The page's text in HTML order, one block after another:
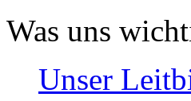
Was uns
Unser